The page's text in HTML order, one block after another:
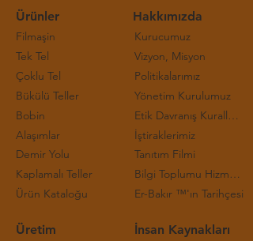
Ürünler
Filmaşin
Tek Tel
Çoklu Tel
Bükülü Teller
Bobin
Alaşımlar
Demir Yolu
Kaplamalı Teller
Ürün Kataloğu
Hakkımızda
Kurucumuz
Vizyon, Misyon
Politikalarımız
Yönetim Kurulumuz
Etik Davranış Kuralları ve Çalışma Prensipleri
İştiraklerimiz
Tanıtım Filmi
Bilgi Toplumu Hizmetleri
Er-Bakır ™'ın Tarihçesi
Üretim İnsan Kaynakları